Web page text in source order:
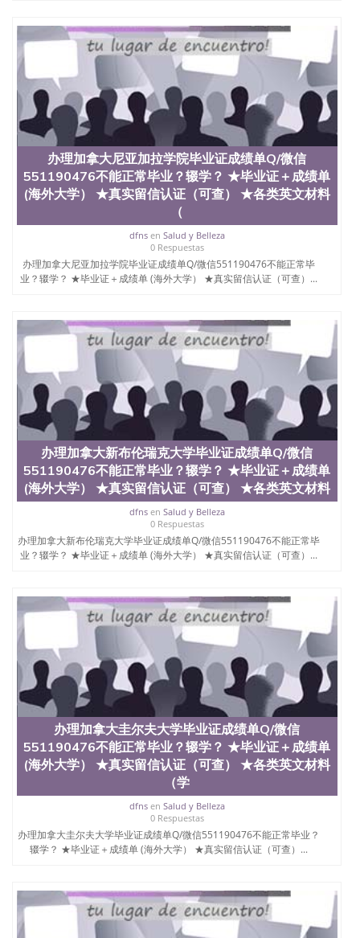
外文凭质量QQ微信551190476国外本科毕业证怎么办
理QQ微信551190476国外大学文凭真制作QQ微信
551190476办国外文凭可找工作QQ微信551190476国
外大学有毕业证QQ微信551190476办理国外毕业证价
格QQ微信551190476国外编号查询QQ微信551190476
办理国外文凭要交定金吗QQ微信551190476办国外可
查文凭QQ微信551190476网上购买真文凭可信吗QQ
微信551190476学士学位证书查询机构QQ微信
551190476 国外资格证书办理QQ微信551190476如何
办理学历认证QQ微信551190476海外文凭认证办理
QQ微信551190476 圣何塞州立大学（San Jose State
University, 又译为“圣荷西州立大学”）成立于1857
年，简称SJSU，是加州历史悠久的大学之一，也是美
西地区的公立大学之一。位于圣何塞市San Jose中
心，占地154公顷。它是一所位于加利福尼亚州的著
名综合性公立大学，它以极高的就业率，全美名列前
茅的毕业薪资，浓厚的多元化学术氛围，杰出的本科
教育质量，被《福克斯》杂志评选为全美50强公立综
位、声誉、实习机会和影响力的高等教育机构，并获
誉为美国本科教育质量的核心代表。其计算机系与会
计系更是在当今美国大学教学排名中表现优异。其毕
业生大多可以在其所处地域的世界硅谷中心得到工作
机会。许多硅谷公司甚至在学生大三和大四的学期提
供许多相应科系的实习机会。无论是加州大学系统
(UC)，还是加州州立大学系统(CSU), 圣何塞州立大学
都占据着加州所有大学中的地理位置。 圣何塞州立大
学座落于硅谷(Silicon Valley), 于附近的旧金山-圣何塞
地区为全美的重要科技中心。约有学生三万人，超过
134种学士学科和65个硕士学科，并有来自世界60余
国的学生来此就读。其有名的科系如计算机科学，电
子工程学，工商管理学，艺术设计，和航空学等，深
受性肯定及好评；而各种大学部和研究所的商学课程
也吸引了众多不同国家的专业人士前来研究与学习。
二、办理流程： 1、收集客户办理信息； 2、客户付
品部做成品； 6、成品做好拍照或者视频确认再付余
款； 7、快递给客户（国内顺丰，国外DHL）。 三、
真实网上可查的证明材料 1、教育部学历学位认证，
留服真实存档可查，存档。 2、留学回国人员证明
（使馆认证），使馆网站真实存档可查。 3、留信网
真实可查认证办理，存档可查，终身受用。 四、办理
流程农业科学院、艺术与建筑学院、商学院、交流学
院、地球及物质科学院、教育学院、工程学院、健康
与人类发展学院、信息工程与科学学院、人文学院、
护理学院、科学学院等。学校的教育学院排名在全美
前十名，工学院排名在前十五名，且继续攀升中。纽
约大学为学生们提供本科、硕士及博士学位。学校的
专业课程包括：会计学、MBA、财务、教育、建筑工
程、经济、医学、护理、文学、音乐、生物学、统计
学、美术、电子工程、天文学、农业、环境污染控
制、历史、电气工程、生物工程、建筑设计、工商管
理、材料科学、机械工程、航天工程、土木工程、数
科、金融专业 1、客户提供相关材料，确定客户办理
信息，给出操作方案； 2、补充毕业证成绩单等相关
材料； 3、留服注册申请账号，付定金； 4、预约递
办理加拿大尼亚加拉学院毕业证成绩单Q/微信
551190476不能正常毕业？辍学？ ★毕业证＋成绩单
(海外大学） ★真实留信认证（可查） ★各类英文材料
（
dfnsen Salud y Belleza
0 Respuestas
办理加拿大尼亚加拉学院毕业证成绩单Q/微信551190476不能正常毕
业？辍学？ ★毕业证＋成绩单 (海外大学） ★真实留信认证（可查）...
办理加拿大新布伦瑞克大学毕业证成绩单Q/微信
551190476不能正常毕业？辍学？ ★毕业证＋成绩单
(海外大学） ★真实留信认证（可查） ★各类英文材料
dfnsen Salud y Belleza
0 Respuestas
办理加拿大新布伦瑞克大学毕业证成绩单Q/微信551190476不能正常毕
业？辍学？ ★毕业证＋成绩单 (海外大学） ★真实留信认证（可查）...
办理加拿大圭尔夫大学毕业证成绩单Q/微信
551190476不能正常毕业？辍学？ ★毕业证＋成绩单
(海外大学） ★真实留信认证（可查） ★各类英文材料
（学
dfnsen Salud y Belleza
0 Respuestas
办理加拿大圭尔夫大学毕业证成绩单Q/微信551190476不能正常毕业？
辍学？ ★毕业证＋成绩单 (海外大学） ★真实留信认证（可查）...